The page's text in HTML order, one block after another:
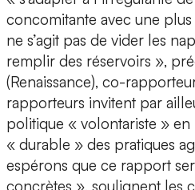
concomitante avec une
ne s’agit pas de vider les
remplir des réservoirs »,
(Renaissance), co-
rapporteurs invitent par
politique « volontariste » en
« durable » des pratiques
espérons que ce rapport
concrètes », soulignent les